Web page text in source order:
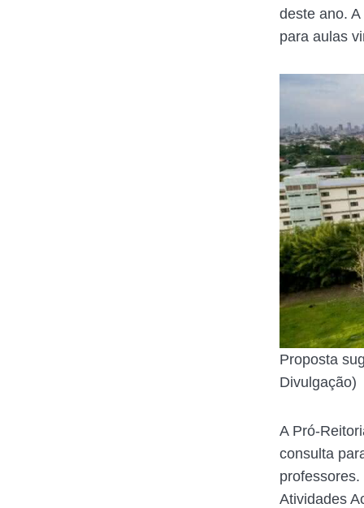
deste ano.
para aulas
Proposta
Divulgação)
A Pró-
consulta
Atividades